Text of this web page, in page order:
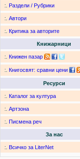
:. Раздели / Рубрики
:. Автори
:. Критика за авторите
Книжарници
:. Книжен пазар
:. Книгосвят: сравни цени
Ресурси
:. Каталог за култура
:. Артзона
:. Писмена реч
За нас
:. Всичко за LiterNet